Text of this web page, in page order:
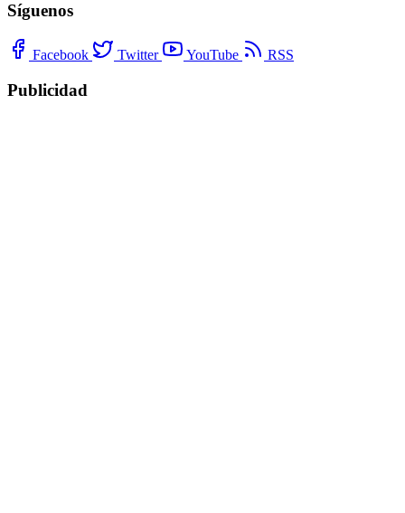
Síguenos
Facebook Twitter YouTube RSS
Publicidad